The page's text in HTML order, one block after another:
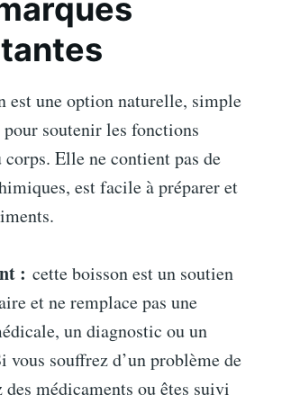
est une option naturelle, simple
pour soutenir les fonctions
Elle ne contient pas de
est facile à préparer et
: cette boisson est un soutien
et ne remplace pas une
un diagnostic ou un
vous souffrez d’un problème de
des médicaments ou êtes suivi